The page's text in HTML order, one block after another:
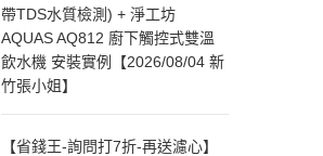
帶TDS水質檢測) + 淨工坊
AQUAS AQ812 廚下觸控式雙溫
飲水機 安裝實例【2026/08/04 新
竹張小姐】
【省錢王-詢問打7折-再送濾心】